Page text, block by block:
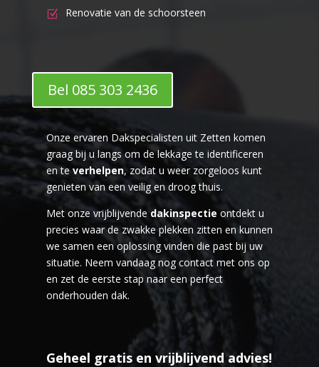
Renovatie van de schoorsteen
Bel 085 303 2436
Onze ervaren Dakspecialisten uit Zetten komen
graag bij u langs om de lekkage te identificeren
en teverhelpen, zodat u weer zorgeloos kunt
genieten van een veilig en droog thuis.
Met onze vrijblijvende dakinspectie ontdekt u
precies waar de zwakke plekken zitten en kunnen
we samen een oplossing vinden die past bij uw
situatie. Neem vandaag nog contact met ons op
en zet de eerste stap naar een perfect
onderhouden dak.
Geheel gratis en vrijblijvend advies!